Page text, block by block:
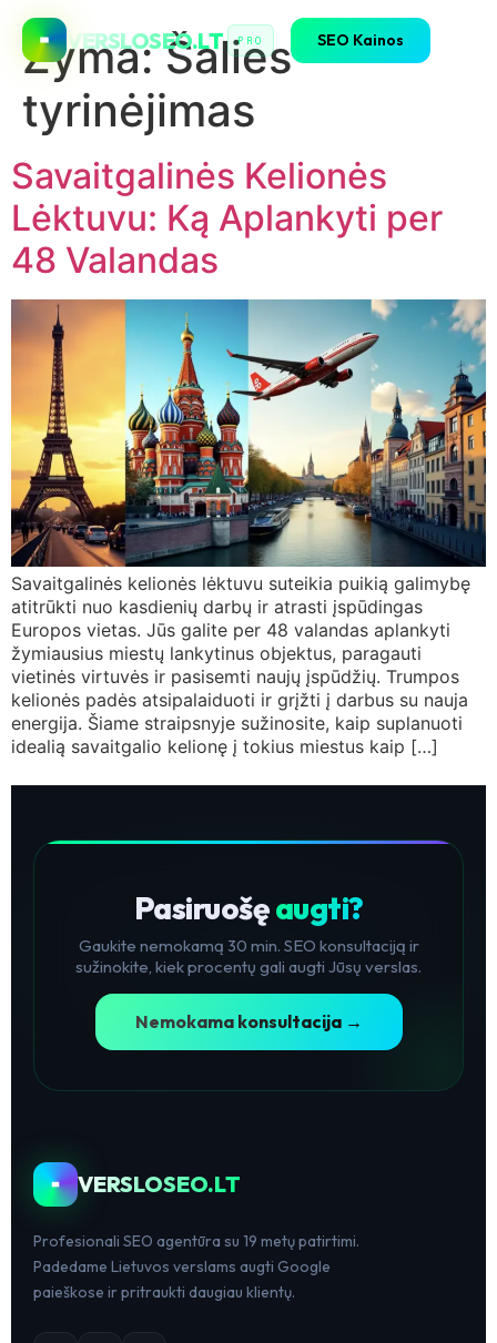
VERSLOSEO.LT PRO SEO Kainos
Žyma:Šalies
tyrinėjimas
Savaitgalinės Kelionės
Lėktuvu: Ką Aplankyti per
48 Valandas
Savaitgalinės kelionės lėktuvu suteikia puikią galimybę
atitrūkti nuo kasdienių darbų ir atrasti įspūdingas
Europos vietas. Jūs galite per 48 valandas aplankyti
žymiausius miestų lankytinus objektus, paragauti
vietinės virtuvės ir pasisemti naujų įspūdžių. Trumpos
kelionės padės atsipalaiduoti ir grįžti į darbus su nauja
energija. Šiame straipsnyje sužinosite, kaip suplanuoti
idealią savaitgalio kelionę į tokius miestus kaip […]
Pasiruošęaugti?
Gaukite nemokamą 30 min. SEO konsultaciją ir
sužinokite, kiek procentų gali augti Jūsų verslas.
Nemokama konsultacija →
VERSLOSEO.LT
Profesionali SEO agentūra su 19 metų patirtimi.
Padedame Lietuvos verslams augti Google
paieškose ir pritraukti daugiau klientų.